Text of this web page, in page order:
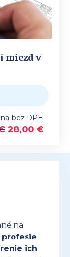
miezd v
bez DPH
28,00 €
na
profesie
ich